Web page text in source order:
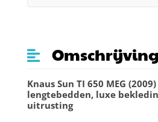
Omschrijving
Knaus Sun TI 650 MEG
lengtebedden, luxe
uitrusting